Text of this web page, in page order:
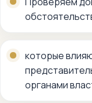
которые
органами